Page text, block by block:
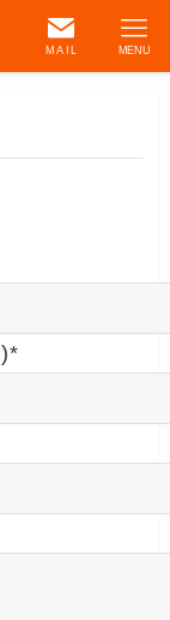
MAIL MENU